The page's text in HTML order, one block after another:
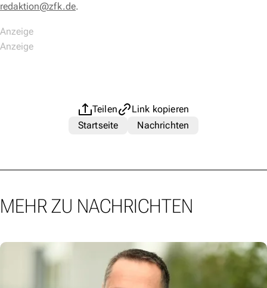
redaktion@zfk.de.
Teilen
Link kopieren
Startseite
Nachrichten
MEHR ZU NACHRICHTEN